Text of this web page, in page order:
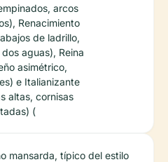
arcos
Renacimiento
de ladrillo,
aguas), Reina
asimétrico,
e Italianizante
altas, cornisas
(
mansarda, típico del estilo